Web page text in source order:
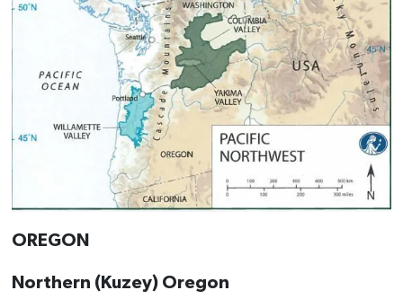
OREGON
Northern (Kuzey) Oregon